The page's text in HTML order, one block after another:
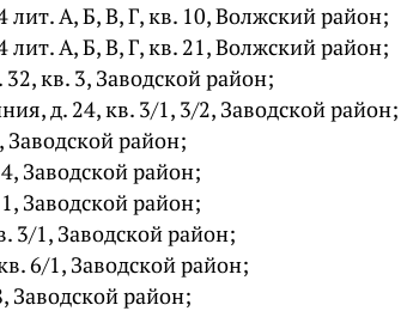
лит. А, Б, В, Г, кв. 10, Волжский район;
лит. А, Б, В, Г, кв. 21, Волжский район;
кв. 3, Заводской район;
д. 24, кв. 3/1, 3/2, Заводской район;
Заводской район;
Заводской район;
Заводской район;
3/1, Заводской район;
6/1, Заводской район;
Заводской район;